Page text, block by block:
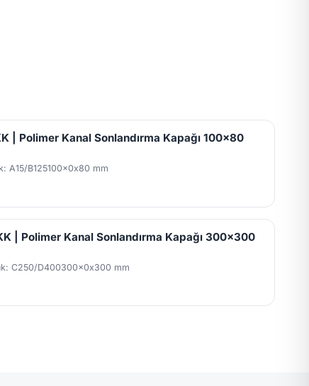
| Polimer Kanal Sonlandırma Kapağı 100x80
A15/B125100x0x80 mm
| Polimer Kanal Sonlandırma Kapağı 300x300
C250/D400300x0x300 mm